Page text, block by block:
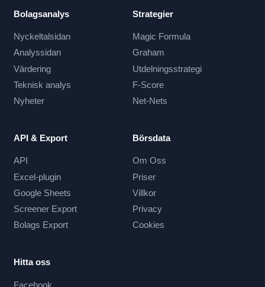
Bolagsanalys
Nyckeltalsidan
Analyssidan
Värdering
Teknisk analys
Nyheter
Strategier
Magic Formula
Graham
Utdelningsstrategi
F-Score
Net-Nets
API & Export
API
Excel-plugin
Google Sheets
Screener Export
Bolags Export
Börsdata
Om Oss
Priser
Villkor
Privacy
Cookies
Hitta oss
Facebook